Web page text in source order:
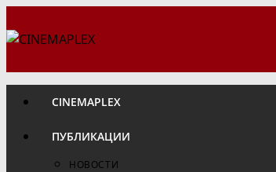
к
CINEMAPLEX
ПУБЛИКАЦИИ
НОВОСТИ